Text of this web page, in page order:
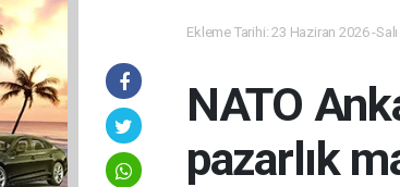
Ekleme Tarihi: 23 Haziran 2026 -Salı
NATO
pazarlık